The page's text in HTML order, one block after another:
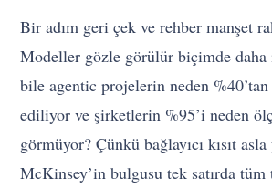
Bir adım geri çek ve rehber manşet
Modeller gözle görülür biçimde
bile agentic projelerin neden
ediliyor ve şirketlerin %95’i neden
görmüyor? Çünkü bağlayıcı kısıt
McKinsey’in bulgusu tek satırda